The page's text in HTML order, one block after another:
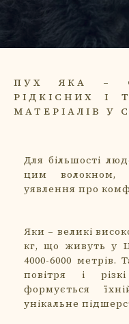
ПУХ ЯКА –
РІДКІСНИХ І
МАТЕРІАЛІВ У
Для більшості
цим волокном,
уявлення про
Яки – великі
кг, що живуть у
4000-6000 метрів.
повітря і
формується
унікальне